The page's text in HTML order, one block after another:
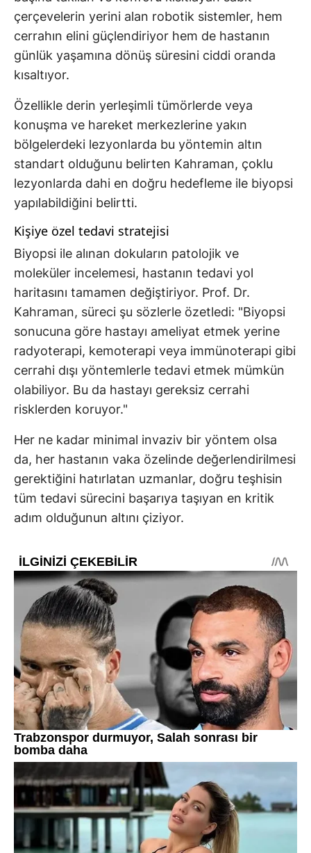
çerçevelerin yerini alan robotik sistemler, hem
cerrahın elini güçlendiriyor hem de hastanın
günlük yaşamına dönüş süresini ciddi oranda
kısaltıyor.
Özellikle derin yerleşimli tümörlerde veya
konuşma ve hareket merkezlerine yakın
bölgelerdeki lezyonlarda bu yöntemin altın
standart olduğunu belirten Kahraman, çoklu
lezyonlarda dahi en doğru hedefleme ile biyopsi
yapılabildiğini belirtti.
Kişiye özel tedavi stratejisi
Biyopsi ile alınan dokuların patolojik ve
moleküler incelemesi, hastanın tedavi yol
haritasını tamamen değiştiriyor. Prof. Dr.
Kahraman, süreci şu sözlerle özetledi: "Biyopsi
sonucuna göre hastayı ameliyat etmek yerine
radyoterapi, kemoterapi veya immünoterapi gibi
cerrahi dışı yöntemlerle tedavi etmek mümkün
olabiliyor. Bu da hastayı gereksiz cerrahi
risklerden koruyor."
Her ne kadar minimal invaziv bir yöntem olsa
da, her hastanın vaka özelinde değerlendirilmesi
gerektiğini hatırlatan uzmanlar, doğru teşhisin
tüm tedavi sürecini başarıya taşıyan en kritik
adım olduğunun altını çiziyor.